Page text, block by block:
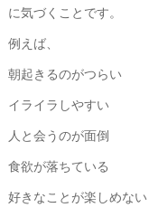
に気づくことです。
例えば、
朝起きるのがつらい
イライラしやすい
人と会うのが面倒
食欲が落ちている
好きなことが楽しめない